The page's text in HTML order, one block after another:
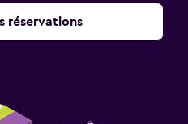
réservations